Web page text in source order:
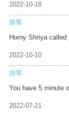
2022-10-18
游客
Horny Shriya called
2022-10-10
游客
You have 5 minute
2022-07-21